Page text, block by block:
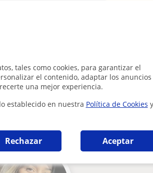
tales como cookies, para garantizar el
el contenido, adaptar los anuncios
una mejor experiencia.
establecido en nuestra Política de Cookies y
Rechazar Aceptar
interesarte